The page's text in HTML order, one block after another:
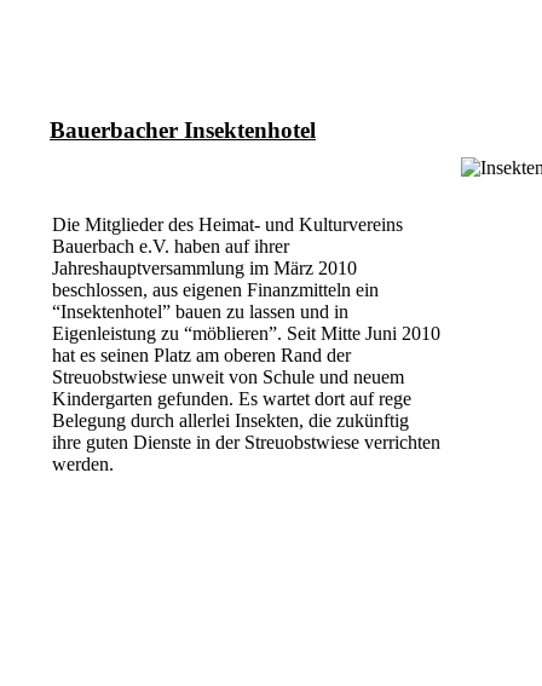
Bauerbacher Insektenhotel
Die Mitglieder des Heimat- und Kulturvereins
Bauerbach e.V. haben auf ihrer
Jahreshauptversammlung im März 2010
beschlossen, aus eigenen Finanzmitteln ein
“Insektenhotel” bauen zu lassen und in
Eigenleistung zu “möblieren”. Seit Mitte Juni 2010
hat es seinen Platz am oberen Rand der
Streuobstwiese unweit von Schule und neuem
Kindergarten gefunden. Es wartet dort auf rege
Belegung durch allerlei Insekten, die zukünftig
ihre guten Dienste in der Streuobstwiese verrichten
werden.